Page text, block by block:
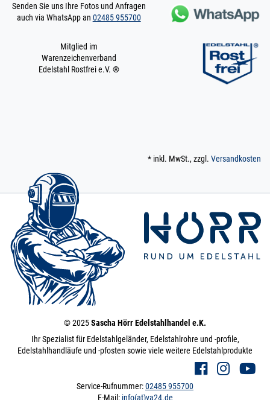
Senden Sie uns Ihre Fotos und Anfragen
auch via WhatsApp an 02485 955700
Mitglied im
Warenzeichenverband
Edelstahl Rostfrei e.V. ®
* inkl. MwSt., zzgl. Versandkosten
© 2025Sascha Hörr Edelstahlhandel e.K.
Ihr Spezialist für Edelstahlgeländer, Edelstahlrohre und -profile,
Edelstahlhandläufe und -pfosten sowie viele weitere Edelstahlprodukte
Service-Rufnummer:02485 955700
E-Mail: info(at)va24.de